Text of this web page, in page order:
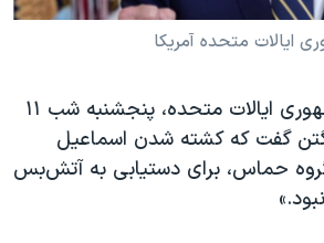
ایالات متحده آمریکا
جو بایدن، رئیس‌جمهوری ایالات متحده، پنجشنبه شب ۱۱
گفت که کشته شدن اسماعیل
حماس، برای دستیابی به آتش‌بس